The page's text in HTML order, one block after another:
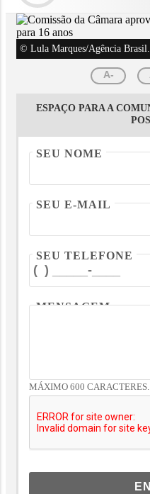
© Lula Marques/Agência Brasil.
A-
ESPAÇO PARA A
SEU NOME
SEU E-MAIL
SEU TELEFONE
MENSAGEM
MÁXIMO 600 CARACTERES.